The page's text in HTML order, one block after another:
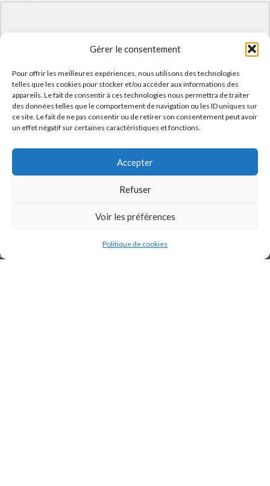
Gérer le consentement
Pour offrir les meilleures expériences, nous utilisons des technologies
telles que les cookies pour stocker et/ou accéder aux informations des
appareils. Le fait de consentir à ces technologies nous permettra de traiter
des données telles que le comportement de navigation ou les ID uniques sur
ce site. Le fait de ne pas consentir ou de retirer son consentement peut avoir
un effet négatif sur certaines caractéristiques et fonctions.
Accepter
Refuser
Voir les préférences
Politique de cookies
J'accepte la Politique de confidentialité